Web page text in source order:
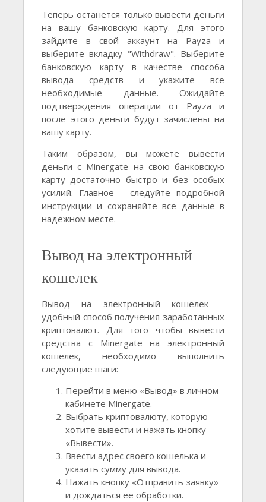
Теперь останется только вывести деньги
на вашу банковскую карту. Для этого
зайдите в свой аккаунт на Payza и
выберите вкладку "Withdraw". Выберите
банковскую карту в качестве способа
вывода средств и укажите все
необходимые данные. Ожидайте
подтверждения операции от Payza и
после этого деньги будут зачислены на
вашу карту.
Таким образом, вы можете вывести
деньги с Minergate на свою банковскую
карту достаточно быстро и без особых
усилий. Главное - следуйте подробной
инструкции и сохраняйте все данные в
надежном месте.
Вывод на электронный
кошелек
Вывод на электронный кошелек –
удобный способ получения заработанных
криптовалют. Для того чтобы вывести
средства с Minergate на электронный
кошелек, необходимо выполнить
следующие шаги:
Перейти в меню «Вывод» в личном
кабинете Minergate.
Выбрать криптовалюту, которую
хотите вывести и нажать кнопку
«Вывести».
Ввести адрес своего кошелька и
указать сумму для вывода.
Нажать кнопку «Отправить заявку»
и дождаться ее обработки.